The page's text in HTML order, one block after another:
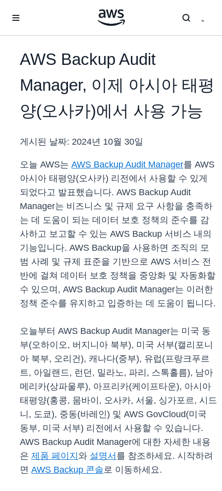
AWS Backup Audit
Manager, 이제 아시아 태평
양(오사카)에서 사용 가능
게시된 날짜: 2024년 10월 30일
오늘 AWS는 AWS Backup Audit Manager를 AWS
아시아 태평양(오사카) 리전에서 사용할 수 있게
되었다고 발표했습니다. AWS Backup Audit
Manager는 비즈니스 및 규제 요구 사항을 충족하
는 데 도움이 되는 데이터 보호 정책의 준수를 감
사하고 보고할 수 있는 AWS Backup 서비스 내의
기능입니다. AWS Backup을 사용하면 조직의 모
범 사례 및 규제 표준을 기반으로 AWS 서비스 전
반에 걸쳐 데이터 보호 정책을 중앙화 및 자동화할
수 있으며, AWS Backup Audit Manager는 이러한
정책 준수를 유지하고 입증하는 데 도움이 됩니다.
오늘부터 AWS Backup Audit Manager는 미국 동
부(오하이오, 버지니아 북부), 미국 서부(캘리포니
아 북부, 오리건), 캐나다(중부), 유럽(프랑크푸르
트, 아일랜드, 런던, 밀라노, 파리, 스톡홀름), 남아
메리카(상파울루), 아프리카(케이프타운), 아시아
태평양(홍콩, 뭄바이, 오사카, 서울, 싱가포르, 시드
니, 도쿄), 중동(바레인) 및 AWS GovCloud(미국
동부, 미국 서부) 리전에서 사용할 수 있습니다.
AWS Backup Audit Manager에 대한 자세한 내용
은 제품 페이지 와 설명서 를 참조하세요. 시작하려
면 AWS Backup 콘솔로 이동하세요.